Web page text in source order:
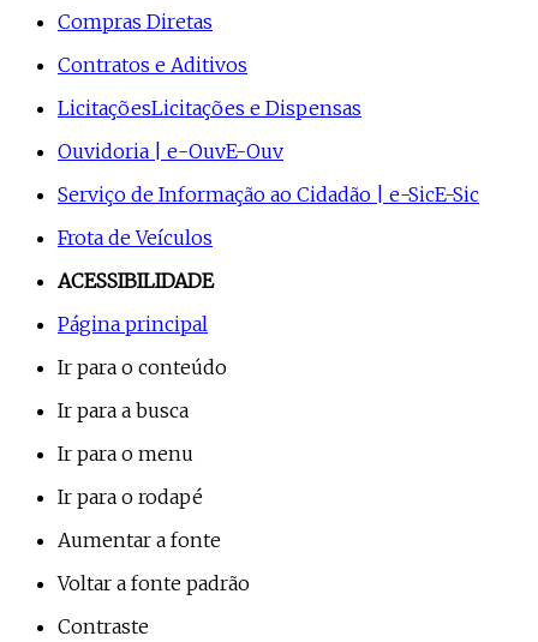
Compras Diretas
Contratos e Aditivos
LicitaçõesLicitações e Dispensas
Ouvidoria | e-OuvE-Ouv
Serviço de Informação ao Cidadão | e-SicE-Sic
Frota de Veículos
ACESSIBILIDADE
Página principal
Ir para o conteúdo
Ir para a busca
Ir para o menu
Ir para o rodapé
Aumentar a fonte
Voltar a fonte padrão
Contraste